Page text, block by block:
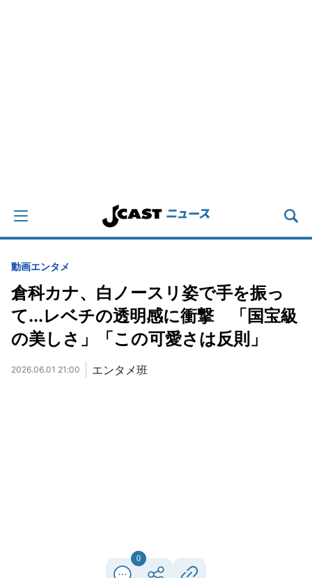
動画エンタメ
倉科カナ、白ノースリ姿で手を振っ
て...レベチの透明感に衝撃 「国宝級
の美しさ」「この可愛さは反則」
2026.06.01 21:00 エンタメ班
0